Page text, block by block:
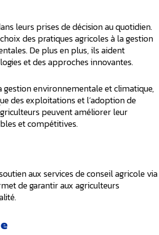
leurs prises de décision au quotidien.
des pratiques agricoles à la gestion
De plus en plus, ils aident
et des approches innovantes.
environnementale et climatique,
des exploitations et l’adoption de
peuvent améliorer leur
et compétitives.
aux services de conseil agricole via
de garantir aux agriculteurs